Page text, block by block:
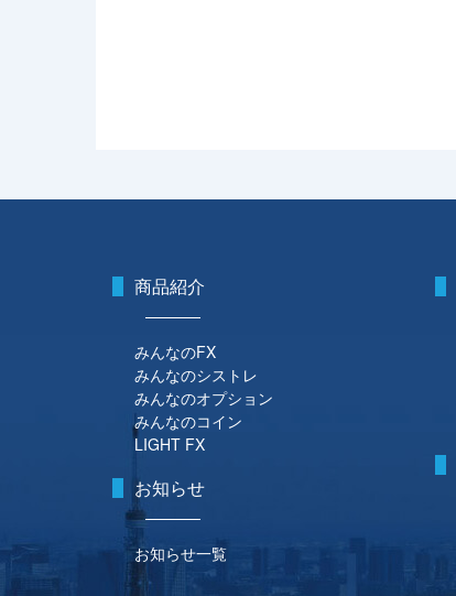
商品紹介
みんなのFX
みんなのシストレ
みんなのオプション
みんなのコイン
LIGHT FX
お知らせ
お知らせ一覧